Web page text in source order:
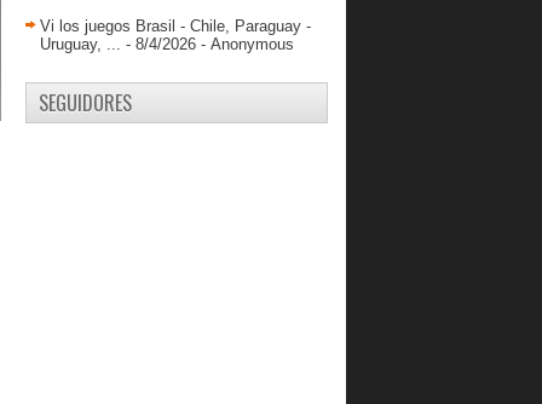
Gladiadores frenó a Supersónicos y
mantiene su inv...
DANZ hilvanó su cuarta victoria
consecutiva
Vi los juegos Brasil - Chile, Paraguay -
Uruguay, ... - 8/4/2026 - Anonymous
SEGUIDORES